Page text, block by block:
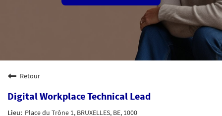
Retour
Digital Workplace Technical Lead
Place du Trône 1, BRUXELLES, BE, 1000